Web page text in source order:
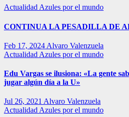
Actualidad Azules por el mundo
CONTINUA LA PESADILLA DE
Feb 17, 2024 Alvaro Valenzuela
Actualidad Azules por el mundo
Edu Vargas se ilusiona: «La gente
jugar algún día a la U»
Jul 26, 2021 Alvaro Valenzuela
Actualidad Azules por el mundo